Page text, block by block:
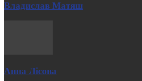
Владислав Матяш
Анна Лісова